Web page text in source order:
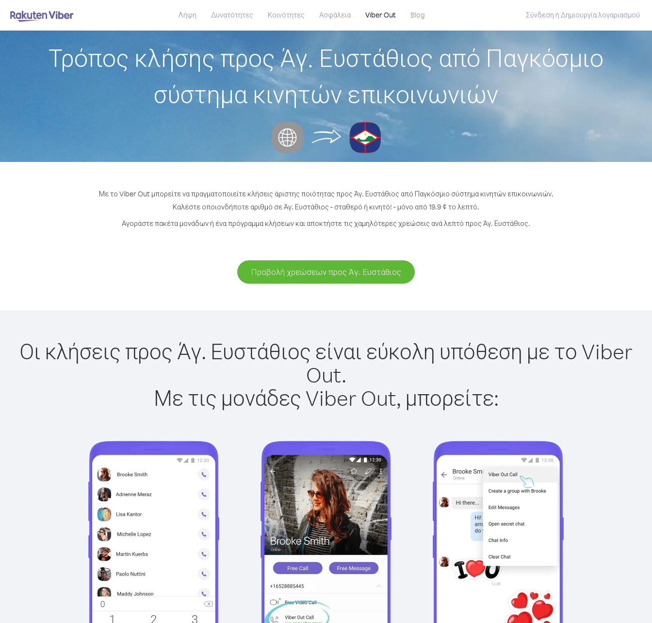
Λήψη Δυνατότητες Κοινότητες Ασφάλεια Viber Out Blog Σύνδεση ή Δημιουργία λογαριασμού
Τρόπος κλήσης προς Άγ. Ευστάθιος από Παγκόσμιο
σύστημα κινητών επικοινωνιών
Με το Viber Out μπορείτε να πραγματοποιείτε κλήσεις άριστης ποιότητας προς Άγ. Ευστάθιος από Παγκόσμιο σύστημα κινητών επικοινωνιών.
Καλέστε οποιονδήποτε αριθμό σε Άγ. Ευστάθιος - σταθερό ή κινητό! - μόνο από 19.9 ¢ το λεπτό.
Αγοράστε πακέτα μονάδων ή ένα πρόγραμμα κλήσεων και αποκτήστε τις χαμηλότερες χρεώσεις ανά λεπτό προς Άγ. Ευστάθιος.
Προβολή χρεώσεων προς Άγ. Ευστάθιος
Οι κλήσεις προς Άγ. Ευστάθιος είναι εύκολη υπόθεση με το Viber
Out.
Με τις μονάδες Viber Out, μπορείτε: